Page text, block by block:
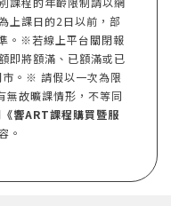
上課日的2日以前，部
。※若線上平台關閉報
即將額滿、已額滿或已
市。※ 請假以一次為限
無故曠課情形，不等同
《響ART課程購買暨服
。